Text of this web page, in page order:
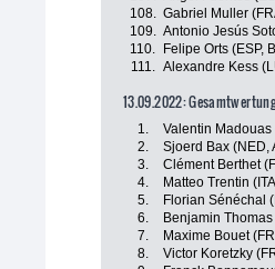
108. Gabriel Muller
109. Antonio Jesús
110.
Felipe Orts (ESP,
111. Alexandre Kess
13.09.2022: Gesamtwertung
1. Valentin Madouas
2.
Sjoerd Bax (NED,
3.
Clément Berthet
4.
Matteo Trentin
5.
Florian Sénéchal
6.
Benjamin
7.
Maxime Bouet
8.
Victor Koretzky